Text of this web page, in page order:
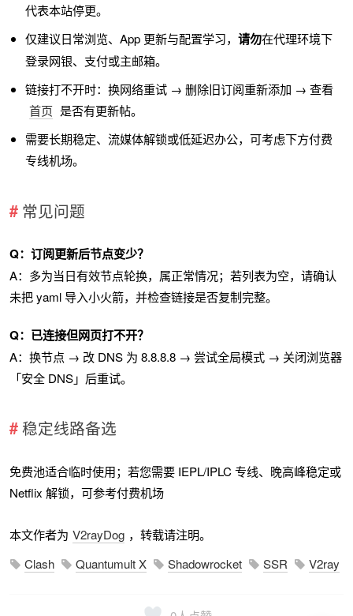
代表本站停更。
仅建议日常浏览、App 更新与配置学习， 请勿在代理环境下
登录网银、支付或主邮箱。
链接打不开时：换网络重试 → 删除旧订阅重新添加 → 查看
首页 是否有更新帖。
需要长期稳定、流媒体解锁或低延迟办公，可考虑下方付费
专线机场。
常见问题
Q：订阅更新后节点变少？
A：多为当日有效节点轮换，属正常情况；若列表为空，请确认
未把 yaml 导入小火箭，并检查链接是否复制完整。
Q：已连接但网页打不开？
A：换节点 → 改 DNS 为 8.8.8.8 → 尝试全局模式 → 关闭浏览器
「安全 DNS」后重试。
稳定线路备选
免费池适合临时使用；若您需要 IEPL/IPLC 专线、晚高峰稳定或
Netflix 解锁，可参考付费机场
本文作者为 V2rayDog ，转载请注明。
Clash
Quantumult X Shadowrocket SSR V2ray